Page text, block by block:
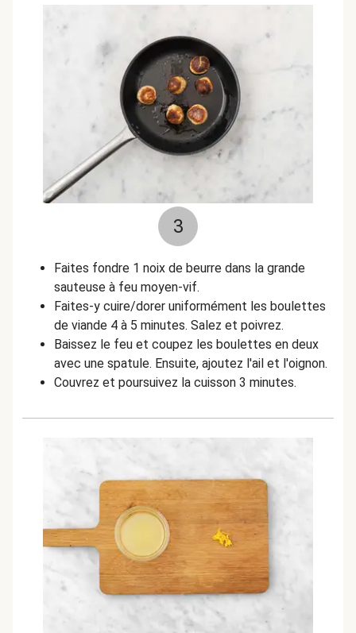
3
Faites fondre 1 noix de beurre dans la grande
sauteuse à feu moyen-vif.
Faites-y cuire/dorer uniformément les boulettes
de viande 4 à 5 minutes. Salez et poivrez.
Baissez le feu et coupez les boulettes en deux
avec une spatule. Ensuite, ajoutez l'ail et l'oignon.
Couvrez et poursuivez la cuisson 3 minutes.